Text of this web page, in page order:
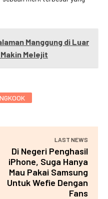
Manggung di Luar
Melejit
LAST NEWS
Di Negeri Penghasil
iPhone, Suga Hanya
Mau Pakai Samsung
Untuk Wefie Dengan
Fans